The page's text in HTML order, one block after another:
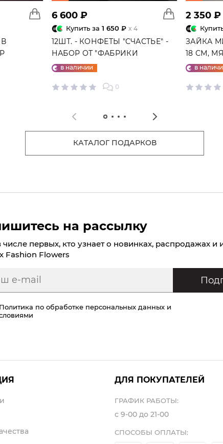
6 600 ₽
Купить за 1 650 ₽ x 4
12ШТ. - КОНФЕТЫ "СЧАСТЬЕ" -
НАБОР ОТ "ФАБРИКИ
СЧАСТЬЕ"
в наличии
0
2 350 ₽
ЗАЙКА
18 СМ,
в
КАТАЛОГ ПОДАРКОВ
на рассылку
числе первых, кто узнает о новинках, распродажах и
Fashion Flowers
по обработке персональных данных и
ДЛЯ ПОКУПАТЕЛЕЙ
ГРАФИК РАБОТЫ:
с 9-00 до 21-00
СПОСОБЫ ОПЛАТЫ: